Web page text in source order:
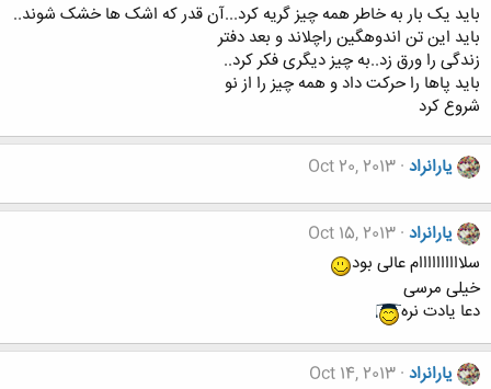
باید یک بار به خاطر همه چیز گریه کرد...آن قدر که اشک ها خشک شوند..
باید این تن اندوهگین راچلاند و بعد دفتر
زندگی را ورق زد..به چیز دیگری فکر کرد..
باید پاها را حرکت داد و همه چیز را از نو
شروع کرد
یارانراد Oct 20, 2013
یارانراد Oct 15, 2013
سلاااااااااام عالی بود
خیلی مرسی
دعا یادت نره
یارانراد Oct 14, 2013